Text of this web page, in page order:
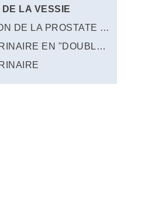
DE LA VESSIE
RÉSECTION DE LA PROSTATE PAR LASER
SONDE URINAIRE EN "DOUBLE J"